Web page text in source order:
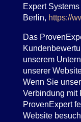
Expert
Berlin, https://
Das
unserem
unserer
Wenn Sie
Verbindung mit
ProvenExpert
Website